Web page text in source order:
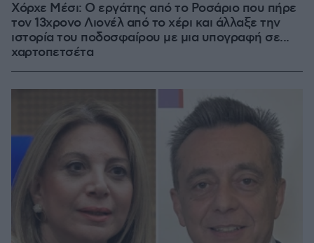
Χόρχε Μέσι: Ο εργάτης από το Ροσάριο που πήρε
τον 13χρονο Λιονέλ από το χέρι και άλλαξε την
ιστορία του ποδοσφαίρου με μια υπογραφή σε...
χαρτοπετσέτα